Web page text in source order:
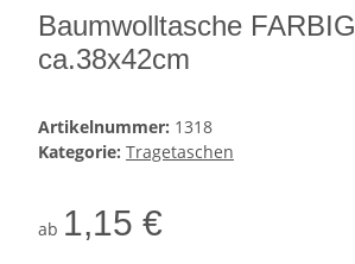
Baumwolltasche FARBIG
ca.38x42cm
Artikelnummer: 1318
Kategorie: Tragetaschen
ab 1,15 €